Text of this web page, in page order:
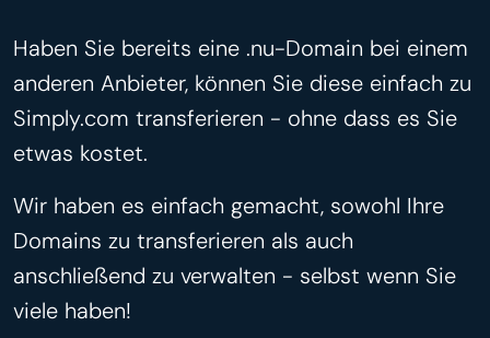
Haben Sie bereits eine .nu-Domain bei einem
anderen Anbieter, können Sie diese einfach zu
Simply.com transferieren - ohne dass es Sie
etwas kostet.
Wir haben es einfach gemacht, sowohl Ihre
Domains zu transferieren als auch
anschließend zu verwalten - selbst wenn Sie
viele haben!